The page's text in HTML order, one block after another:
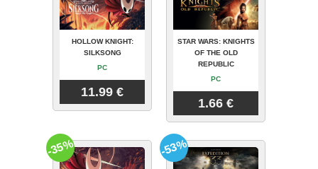
HOLLOW KNIGHT:
SILKSONG
PC
11.99 €
STAR WARS: KNIGHTS
OF THE OLD
REPUBLIC
PC
1.66 €
-35% -53%